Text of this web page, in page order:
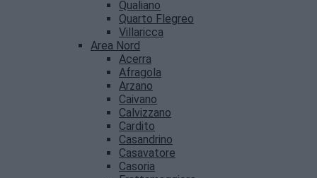
Qualiano
Quarto Flegreo
Villaricca
Area Nord
Acerra
Afragola
Arzano
Caivano
Calvizzano
Cardito
Casandrino
Casavatore
Casoria